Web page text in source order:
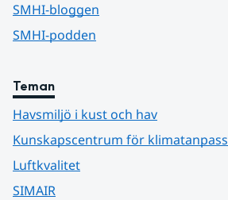
SMHI-bloggen
SMHI-podden
Teman
Havsmiljö i kust och hav
Kunskapscentrum för
Luftkvalitet
SIMAIR